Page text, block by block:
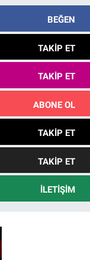
BEĞEN
TAKIP ET
TAKIP ET
ABONE OL
TAKIP ET
TAKIP ET
İLETIŞIM